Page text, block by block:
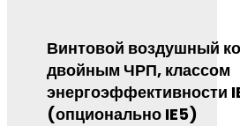
Винтовой воздушный
двойным ЧРП, классом
энергоэффективности
(опционально IE5)